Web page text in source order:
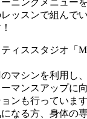
ッスンで組んで
ィススタジオ「
マシンを利用し
マンスアップに
ンも行っています
なる方、身体の